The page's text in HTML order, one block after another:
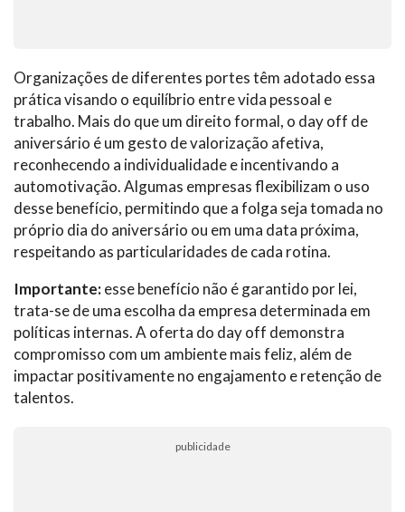
Organizações de diferentes portes têm adotado essa
prática visando o equilíbrio entre vida pessoal e
trabalho. Mais do que um direito formal, o day off de
aniversário é um gesto de valorização afetiva,
reconhecendo a individualidade e incentivando a
automotivação. Algumas empresas flexibilizam o uso
desse benefício, permitindo que a folga seja tomada no
próprio dia do aniversário ou em uma data próxima,
respeitando as particularidades de cada rotina.
Importante:esse benefício não é garantido por lei,
trata-se de uma escolha da empresa determinada em
políticas internas. A oferta do day off demonstra
compromisso com um ambiente mais feliz, além de
impactar positivamente no engajamento e retenção de
talentos.
publicidade